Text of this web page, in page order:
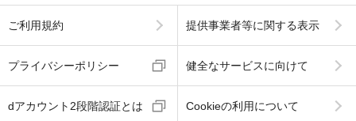
ご利用規約 提供事業者等に関する表示
プライバシーポリシー 健全なサービスに向けて
dアカウント2段階認証とは Cookieの利用について